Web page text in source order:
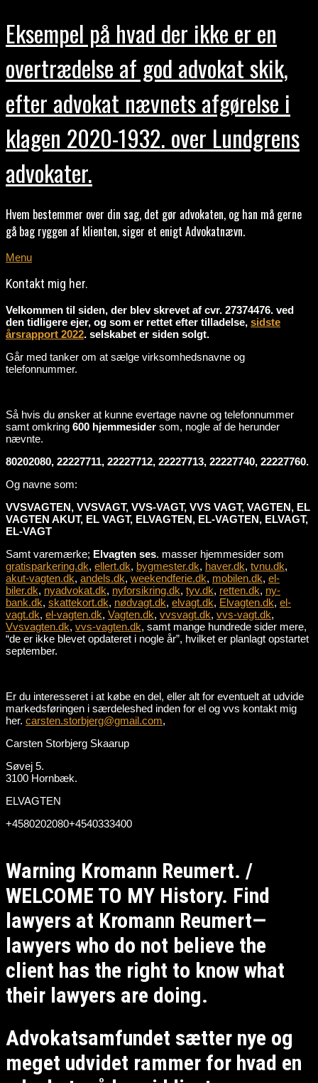
Eksempel på hvad der ikke er en
overtrædelse af god advokat skik,
efter advokat nævnets afgørelse i
klagen 2020-1932. over Lundgrens
advokater.
Hvem bestemmer over din sag, det gør advokaten, og han må gerne
gå bag ryggen af klienten, siger et enigt Advokatnævn.
Menu
Kontakt mig her.
Velkommen til siden, der blev skrevet af cvr. 27374476. ved
den tidligere ejer, og som er rettet efter tilladelse, sidste
årsrapport 2022. selskabet er siden solgt.
Går med tanker om at sælge virksomhedsnavne og
telefonnummer.
Så hvis du ønsker at kunne evertage navne og telefonnummer
samt omkring 600 hjemmesider som, nogle af de herunder
nævnte.
80202080, 22227711, 22227712, 22227713, 22227740, 22227760.
Og navne som:
VVSVAGTEN, VVSVAGT, VVS-VAGT, VVS VAGT, VAGTEN, EL
VAGTEN AKUT, EL VAGT, ELVAGTEN, EL-VAGTEN, ELVAGT,
EL-VAGT
Samt varemærke; Elvagten ses. masser hjemmesider som
gratisparkering.dk, ellert.dk, bygmester.dk, haver.dk, tvnu.dk,
akut-vagten.dk, andels.dk, weekendferie.dk, mobilen.dk, el-
biler.dk, nyadvokat.dk, nyforsikring.dk, tyv.dk, retten.dk, ny-
bank.dk, skattekort.dk, nødvagt.dk, elvagt.dk, Elvagten.dk, el-
vagt.dk, el-vagten.dk, Vagten.dk, vvsvagt.dk, vvs-vagt.dk,
Vvsvagten.dk, vvs-vagten.dk, samt mange hundrede sider mere,
“de er ikke blevet opdateret i nogle år”, hvilket er planlagt opstartet
september.
Er du interesseret i at købe en del, eller alt for eventuelt at udvide
markedsføringen i særdeleshed inden for el og vvs kontakt mig
her. carsten.storbjerg@gmail.com,
Carsten Storbjerg Skaarup
Søvej 5.
3100 Hornbæk.
ELVAGTEN
+4580202080+4540333400
Warning Kromann Reumert. /
WELCOME TO MY History. Find
lawyers at Kromann Reumert—
lawyers who do not believe the
client has the right to know what
their lawyers are doing.
Advokatsamfundet sætter nye og
meget udvidet rammer for hvad en